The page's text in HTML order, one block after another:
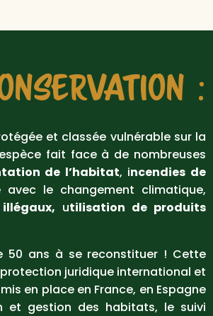
:
et classée vulnérable sur la
fait face à de nombreuses
de l’habitat, incendies de
le changement climatique,
utilisation de produits
50 ans à se reconstituer ! Cette
juridique international et
en place en France, en Espagne
et gestion des habitats, le suivi